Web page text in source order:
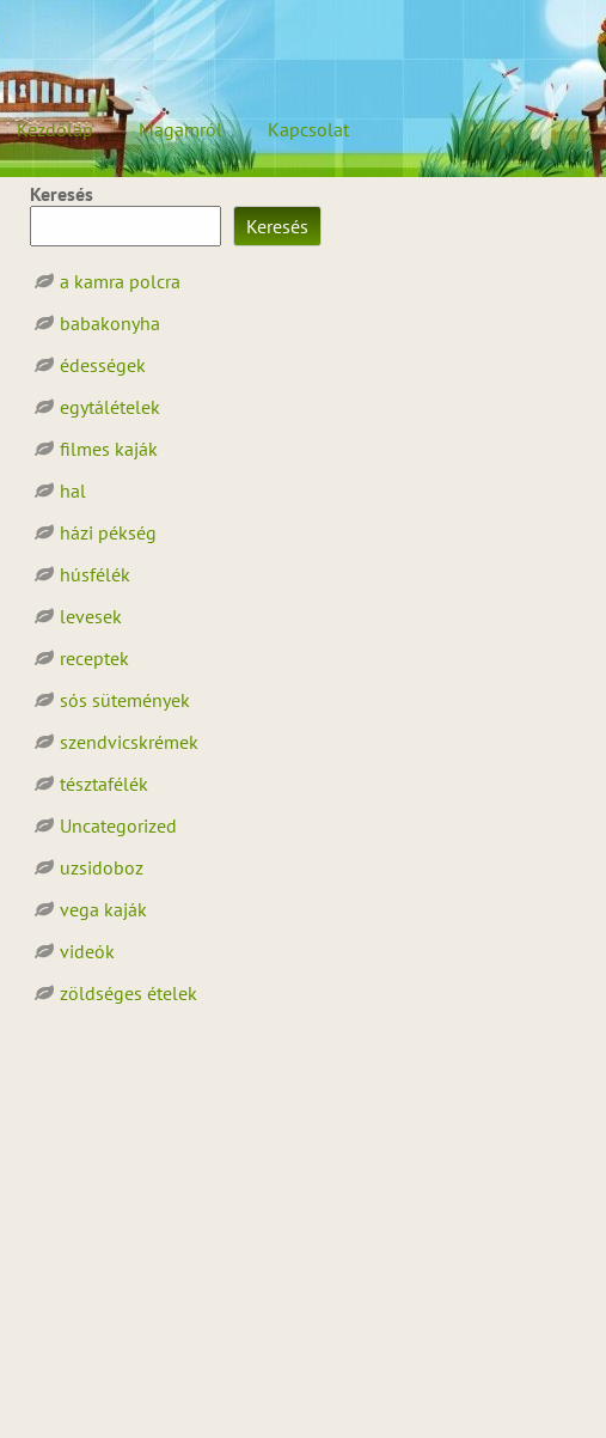
Kezdőlap Magamról Kapcsolat
Keresés
Keresés
a kamra polcra
babakonyha
édességek
egytálételek
filmes kaják
hal
házi pékség
húsfélék
levesek
receptek
sós sütemények
szendvicskrémek
tésztafélék
Uncategorized
uzsidoboz
vega kaják
videók
zöldséges ételek